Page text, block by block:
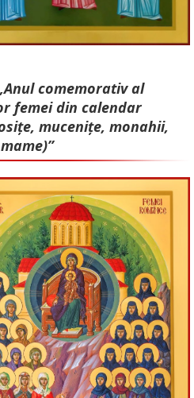
comemorativ al
femei din calendar
mu­cenițe, monahii,